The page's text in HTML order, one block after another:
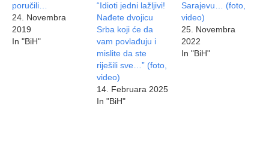
poručili…
24. Novembra
2019
In "BiH"
“Idioti jedni lažljivi!
Nađete dvojicu
Srba koji će da
vam povlađuju i
mislite da ste
riješili sve…” (foto,
video)
14. Februara 2025
In "BiH"
Sarajevu… (foto,
video)
25. Novembra
2022
In "BiH"